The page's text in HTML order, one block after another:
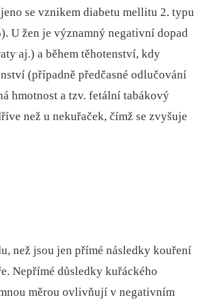
se vznikem diabetu mellitu 2. typu
U žen je významný negativní dopad
aj.) a během těhotenství, kdy
(případně předčasné odlučování
hmotnost a tzv. fetální tabákový
než u nekuřaček, čímž se zvyšuje
než jsou jen přímé následky kouření
Nepřímé důsledky kuřáckého
měrou ovlivňují v negativním